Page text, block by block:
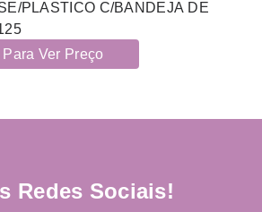
PLASTICO C/BANDEJA DE
Ver Preço
Redes Sociais!